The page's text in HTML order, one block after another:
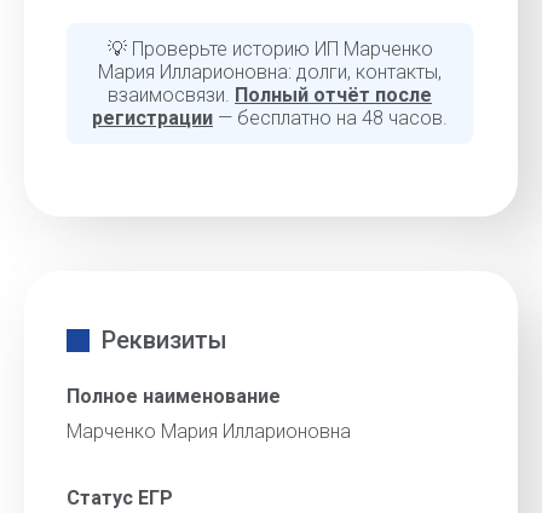
💡 Проверьте историю ИП Марченко
Мария Илларионовна: долги, контакты,
взаимосвязи. Полный отчёт после
регистрации — бесплатно на 48 часов.
Реквизиты
Полное наименование
Марченко Мария Илларионовна
Статус ЕГР